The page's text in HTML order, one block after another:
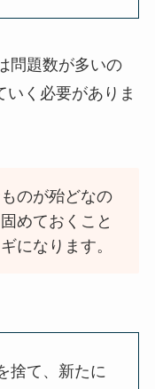
問題数が多いの
いく必要がありま
のが殆どなの
めておくこと
になります。
捨て、新たに